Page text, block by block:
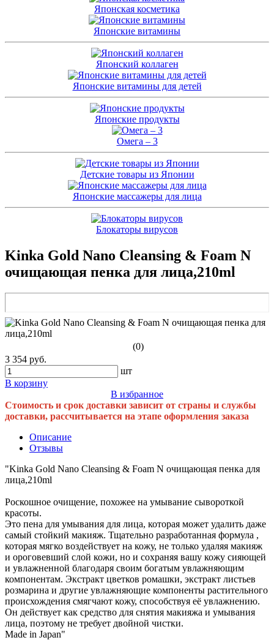
Японская косметика
Японские витамины
Японский коллаген
Японские витамины для детей
Японские продукты
Омега – 3
Детские товары из Японии
Японские массажеры для лица
Блокаторы вирусов
Kinka Gold Nano Cleansing & Foam N
очищающая пенка для лица,210ml
(0)
3 354 руб.
шт
В корзину
В избранное
Стоимость и срок доставки зависит от страны и службы
доставки, рассчитывается на этапе оформления заказа
Описание
Отзывы
"Kinka Gold Nano Cleansing & Foam N очищающая пенка для
лица,210ml
Роскошное очищение, похожее на умывание сывороткой
красоты.
Это пена для умывания для лица, которая может удалить даже
самый стойкий макияж. Тщательно разработанная формула ,
которая мягко воздействует на кожу, не только удаляя макияж
и ороговевший слой кожи, но и сохраняя вашу кожу сияющей
и увлажненной благодаря своим богатым увлажняющим
компонентам. Экстракт цветков ромашки, экстракт листьев
розмарина и другие увлажняющие компоненты растительного
происхождения смягчают кожу, способствуя её увлажнению.
Он действует как средство для снятия макияжа и умывания
лица, поэтому не требует двойной чистки.
Made in Japan"